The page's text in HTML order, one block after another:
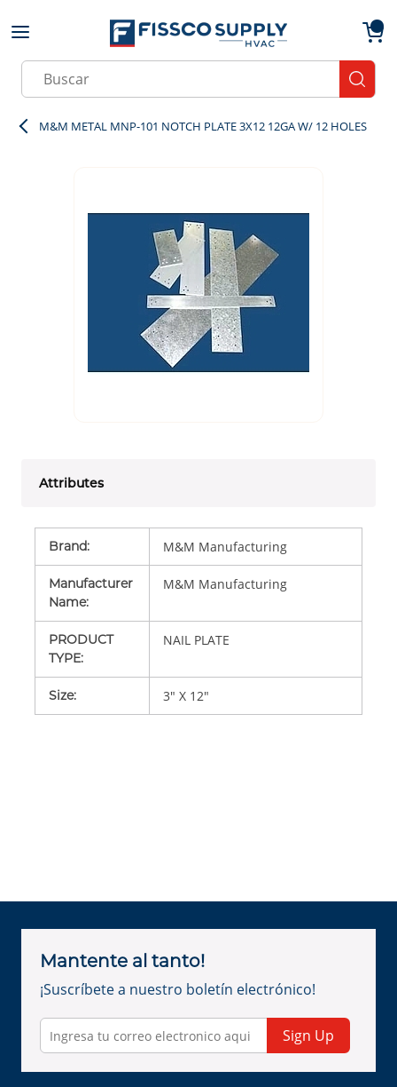
Skip to main content
Site Search
M&M METAL MNP-101 NOTCH PLATE 3X12 12GA W/ 12 HOLES
Attributes
Brand: M&M Manufacturing
Manufacturer
Name:
M&M Manufacturing
PRODUCT
TYPE:
NAIL PLATE
Size: 3" X 12"
Mantente al tanto!
¡Suscríbete a nuestro boletín electrónico!
Sign Up